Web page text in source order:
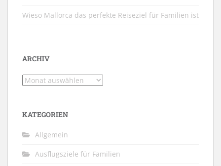
Wieso Mallorca das perfekte Reiseziel für Familien ist
ARCHIV
Archiv
KATEGORIEN
Allgemein
Ausflugsziele für Familien